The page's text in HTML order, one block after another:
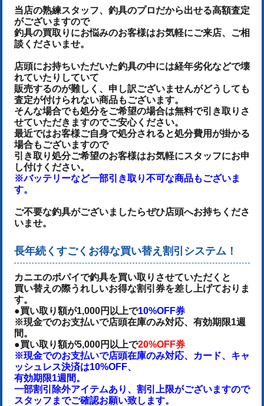
当店の熟練スタッフ、釣具のプロだから出せる高額査定
がございますので
釣具の買取りにお悩みのお客様はお気軽にご来店、ご相
談くださいませ。
店頭にお持ちいただいた釣具の中には経年劣化などで壊
れていたりしていて
販売するのが難しく、申し訳ございませんがどうしても
査定が付けられない商品もございます。
そんな場合でも処分をご希望の場合は無料で引き取りさ
せていただきますのでご安心ください。
最近ではお客様ご自身で処分されると処分費用が掛かる
場合もございますので
引き取り処分ご希望のお客様はお気軽にスタッフにお申
し付けください。
※バッテリーなど一部引き取り不可な商品もございま
す。
ご不要な釣具がございましたらぜひ店頭へお持ちくださ
いませ。
長年続くすごくお得な買い替え割引システム！
カニエのポパイで釣具を買い取りさせていただくと
買い替えの際うれしいお得な割引券を差し上げておりま
す。
●買い取り額が1,000円以上で10%OFF券
※現金でのお支払いで店頭在庫のみ対応、有効期限1週
間。
●買い取り額が5,000円以上で20%OFF券
※現金でのお支払いで店頭在庫のみ対応、カード、キャ
ッシュレス決済は10%OFF、
有効期限1週間。
一部割引除外アイテムあり、割引上限がございますので
スタッフまでご確認お願い致します。